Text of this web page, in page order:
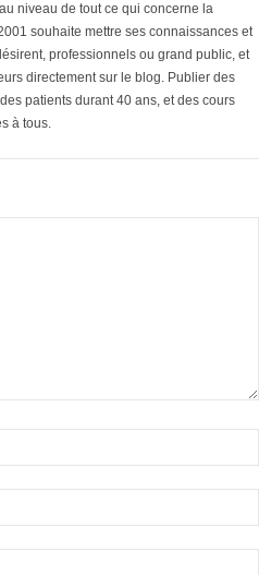
niveau de tout ce qui concerne la
souhaite mettre ses connaissances et
professionnels ou grand public, et
directement sur le blog. Publier des
patients durant 40 ans, et des cours
à tous.